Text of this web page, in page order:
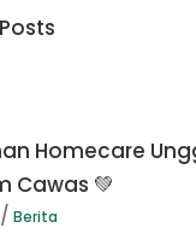
Homecare
Cawas 💚
Berita